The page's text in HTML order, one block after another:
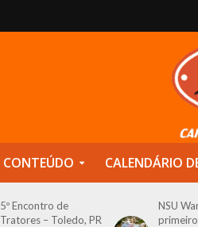
CONTEÚDO CALENDÁRIO
5º Encontro de
Tratores – Toledo, PR
NSU